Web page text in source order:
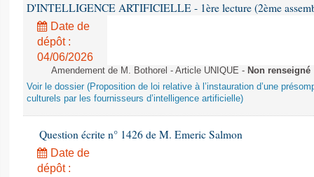
D'INTELLIGENCE ARTIFICIELLE - 1ère lecture (2ème
Date de
dépôt :
04/06/2026
Amendement de M. Bothorel - Article UNIQUE - Non renseigné
Voir le dossier (Proposition de loi relative à l’instauration d’une
culturels par les fournisseurs d’intelligence artificielle)
Question écrite n° 1426 de M. Emeric Salmon
Date de
dépôt :